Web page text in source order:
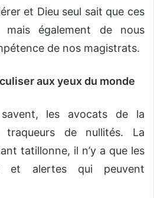
et Dieu seul sait que ces
également de nous
de nos magistrats.
aux yeux du monde
les avocats de la
de nullités. La
tatillonne, il n’y a que les
et alertes qui peuvent